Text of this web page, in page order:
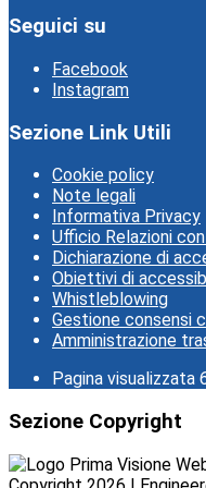
Seguici su
Facebook
Instagram
Sezione Link Utili
Cookie policy
Note legali
Informativa Privacy
Ufficio Relazioni
Dichiarazione di
Obiettivi di
Whistleblowing
Gestione consensi
Amministrazione
Pagina visualizzata
Sezione Copyright